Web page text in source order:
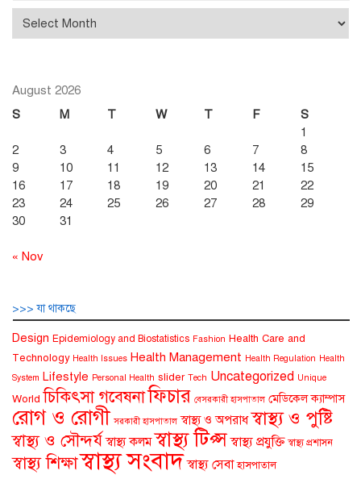
>>>
খুঁজুন
August 2026
S
M T W T F
S
1
2
3 4 5 6 7
8
9
10 11 12 13 14
15
16
17 18 19 20 21
22
23
24 25 26 27 28
29
30
31
« Nov
>>> যা থাকছে
Design Epidemiology and Biostatistics Fashion Health Care and
Technology Health Issues Health Management Health Regulation Health
System Lifestyle Personal Health slider Tech Uncategorized Unique
World চিকিৎসা গবেষনাফিচার বেসরকারী হাসপাতাল মেডিকেল ক্যাম্পাস
রোগ ও রোগী সরকারী হাসপাতাল স্বাস্থ্য ও অপরাধ স্বাস্থ্য ও পুষ্টি
স্বাস্থ্য ও সৌন্দর্য স্বাস্থ্য কলম স্বাস্থ্য টিপ্স স্বাস্থ্য প্রযুক্তি স্বাস্থ্য প্রশাসন
স্বাস্থ্য শিক্ষাস্বাস্থ্য সংবাদ স্বাস্থ্য সেবা হাসপাতাল